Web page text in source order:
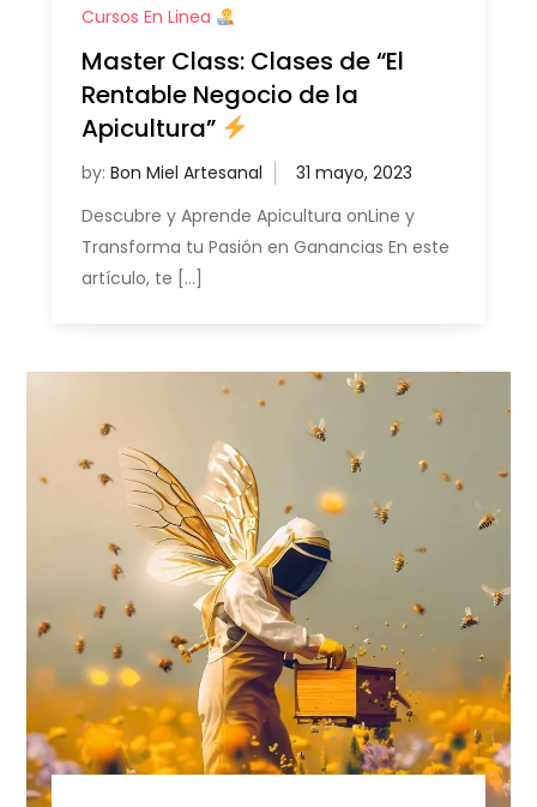
Cursos En Linea
Master Class: Clases de “El
Rentable Negocio de la
Apicultura”
by: Bon Miel Artesanal
Descubre y Aprende Apicultura onLine y
Transforma tu Pasión en Ganancias En este
artículo, te […]